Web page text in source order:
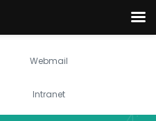
Webmail
Intranet